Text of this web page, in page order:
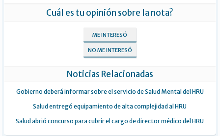
Cuál es tu opinión sobre la nota?
ME INTERESÓ
NO ME INTERESÓ
Noticias Relacionadas
Gobierno deberá informar sobre el servicio de Salud Mental del HRU
Salud entregó equipamiento de alta complejidad al HRU
Salud abrió concurso para cubrir el cargo de director médico del HRU